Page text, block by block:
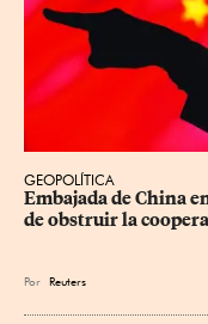
GEOPOLÍTICA
Embajada de China
de obstruir la
Por Reuters